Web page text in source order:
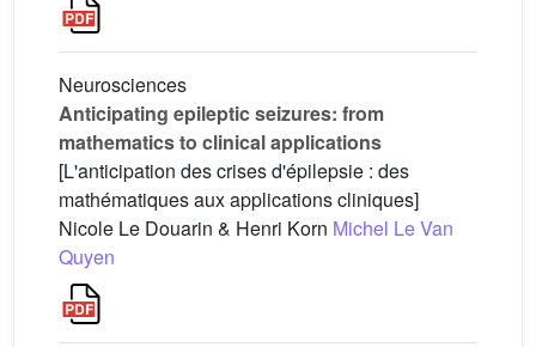
Neurosciences
Anticipating epileptic seizures: from
mathematics to clinical applications
[L'anticipation des crises d'épilepsie : des
mathématiques aux applications cliniques]
Nicole Le Douarin & Henri Korn Michel Le Van
Quyen